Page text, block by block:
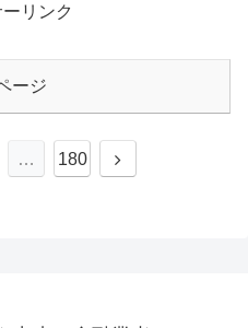
リンク
ージ
… 180
次